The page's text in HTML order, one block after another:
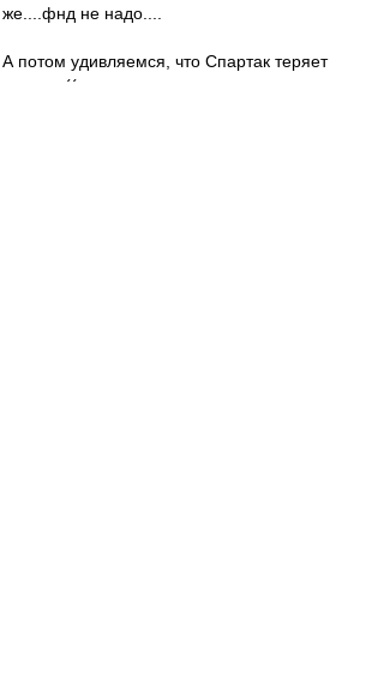
же....фнд не надо....
А потом удивляемся, что Спартак теряет
зрителя((